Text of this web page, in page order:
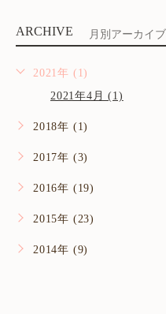
ARCHIVE 月別アーカイブ
2021年 (1)
2021年4月 (1)
2018年 (1)
2017年 (3)
2016年 (19)
2015年 (23)
2014年 (9)